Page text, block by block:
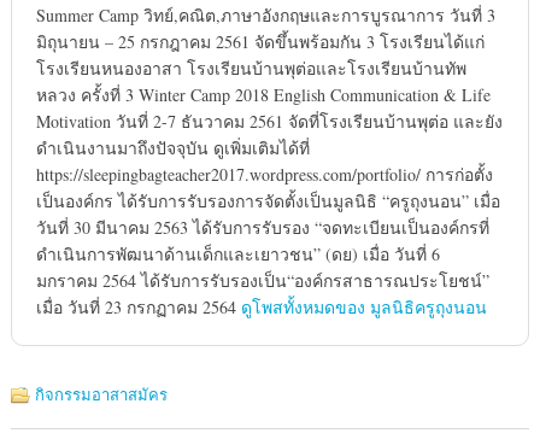
Summer Camp วิทย์,คณิต,ภาษาอังกฤษและการบูรณาการ วันที่ 3
มิถุนายน – 25 กรกฎาคม 2561 จัดขึ้นพร้อมกัน 3 โรงเรียนได้แก่
โรงเรียนหนองอาสา โรงเรียนบ้านพุต่อและโรงเรียนบ้านทัพ
หลวง ครั้งที่ 3 Winter Camp 2018 English Communication & Life
Motivation วันที่ 2-7 ธันวาคม 2561 จัดที่โรงเรียนบ้านพุต่อ และยัง
ดำเนินงานมาถึงปัจจุบัน ดูเพิ่มเติมได้ที่
https://sleepingbagteacher2017.wordpress.com/portfolio/ การก่อตั้ง
เป็นองค์กร ได้รับการรับรองการจัดตั้งเป็นมูลนิธิ “ครูถุงนอน” เมื่อ
วันที่ 30 มีนาคม 2563 ได้รับการรับรอง “จดทะเบียนเป็นองค์กรที่
ดำเนินการพัฒนาด้านเด็กและเยาวชน” (ดย) เมื่อ วันที่ 6
มกราคม 2564 ได้รับการรับรองเป็น“องค์กรสาธารณประโยชน์”
เมื่อ วันที่ 23 กรกฏาคม 2564 ดูโพสทั้งหมดของ มูลนิธิครูถุงนอน
กิจกรรมอาสาสมัคร